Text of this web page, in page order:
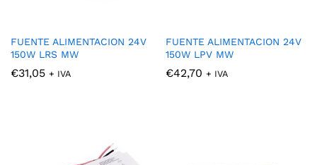
FUENTE ALIMENTACION 24V
150W LRS MW
€31,05 + IVA
FUENTE ALIMENTACION 24V
150W LPV MW
€42,70 + IVA